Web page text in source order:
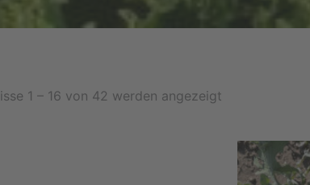
1 – 16 von 42 werden angezeigt